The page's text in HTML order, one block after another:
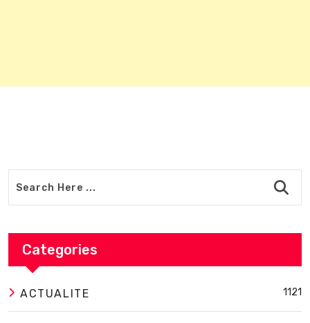
Categories
ACTUALITE 1121